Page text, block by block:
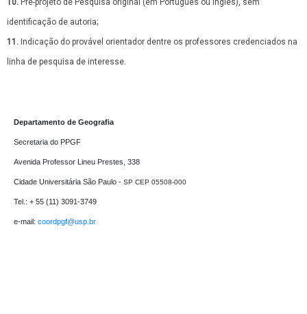
identificação de autoria;
11. Indicação do provável orientador dentre os professores credenciados na
linha de pesquisa de interesse.
Departamento de Geografia
Secretaria do PPGF
Avenida Professor Lineu Prestes, 338
Cidade Universitária São Paulo - SP CEP 05508-000
Tel.: + 55 (11) 3091-3749
e-mail: coordpgf@usp.br